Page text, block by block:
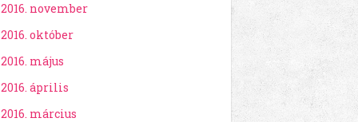
2016. november
2016. október
2016. május
2016. április
2016. március